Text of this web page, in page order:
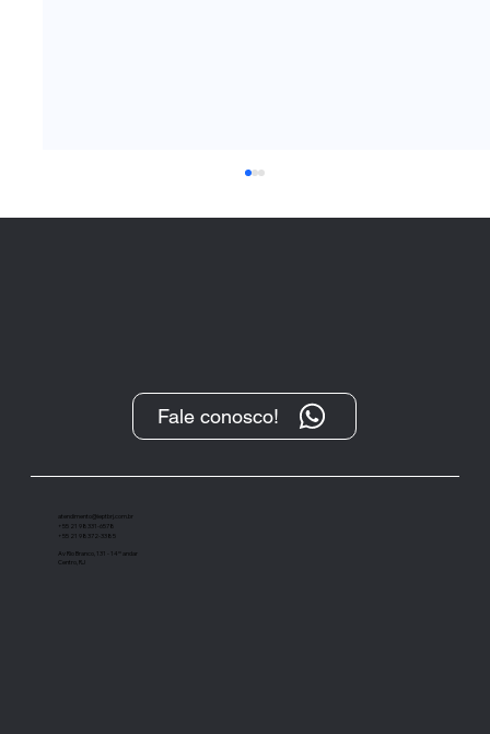
OAB Editora lança “Gramática
guia completo do idioma”
Fale conosco!
atendimento@ieptbrj.com.br
+55 21 98331-6578
+55 21 98372-3385
Av Rio Branco, 131 - 14º andar
Centro, RJ